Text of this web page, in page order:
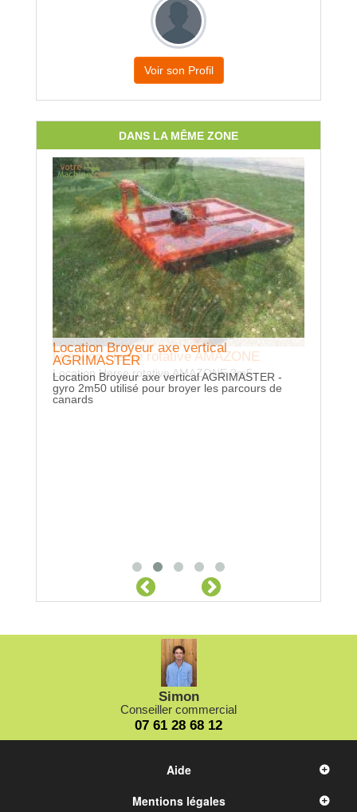
Voir son Profil
DANS LA MÊME ZONE
Location Herse rotative AMAZONE
Location Herse rotative AMAZONE 3m5
Location Broyeur axe vertical
AGRIMASTER
Location Broyeur axe vertical AGRIMASTER -
gyro 2m50 utilisé pour broyer les parcours de
canards
Simon
Conseiller commercial
07 61 28 68 12
Aide
Mentions légales